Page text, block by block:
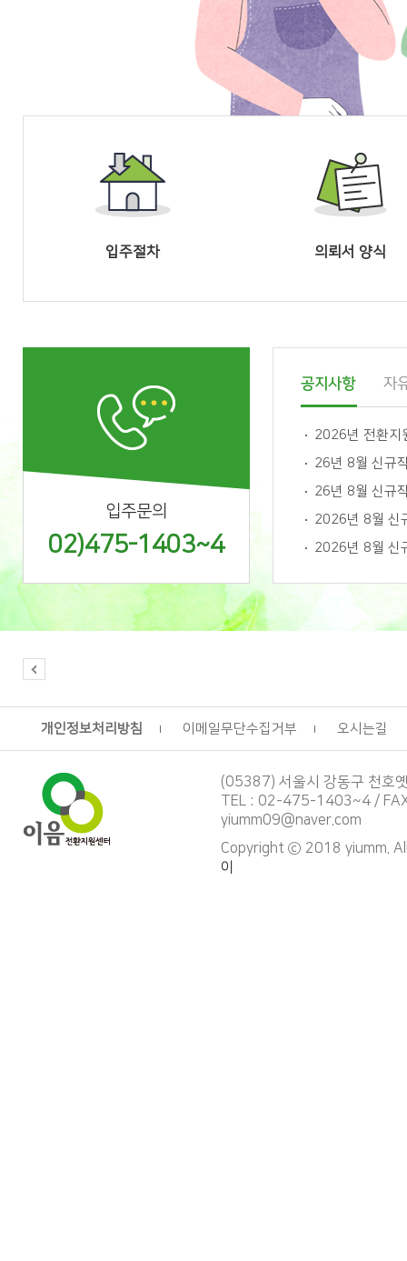
입주절차 의뢰서 양식
입주문의
02)475-1403~4
2026년 전환지
26년 8월 신규
26년 8월 신규
2026년 8월 신
2026년 8월 신
개인정보처리방침 이메일무단수집거부 오시는길
(05387) 서울시 강동구 천
TEL : 02-475-1403~4 /
yiumm09@naver.com
Copyright ⓒ 2018 yiumm.
이